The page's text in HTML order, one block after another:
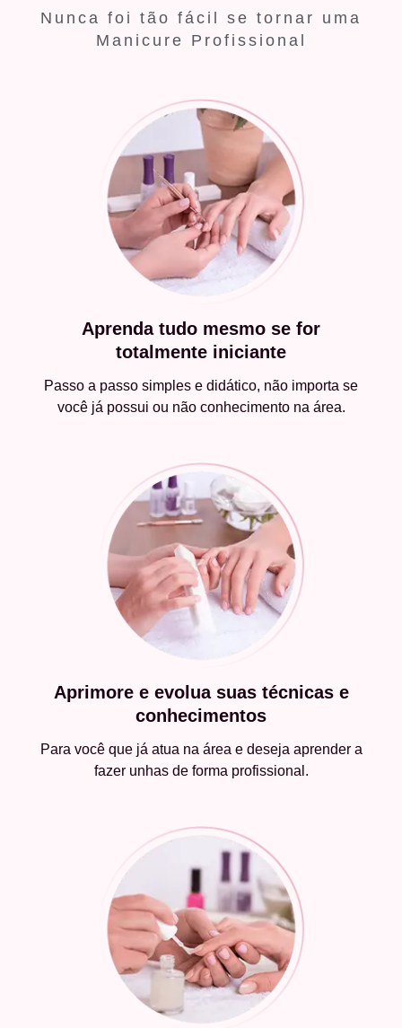
Nunca foi tão fácil se tornar uma
Manicure Profissional
Aprenda tudo mesmo se for
totalmente iniciante
Passo a passo simples e didático, não importa se
você já possui ou não conhecimento na área.
Aprimore e evolua suas técnicas e
conhecimentos
Para você que já atua na área e deseja aprender a
fazer unhas de forma profissional.